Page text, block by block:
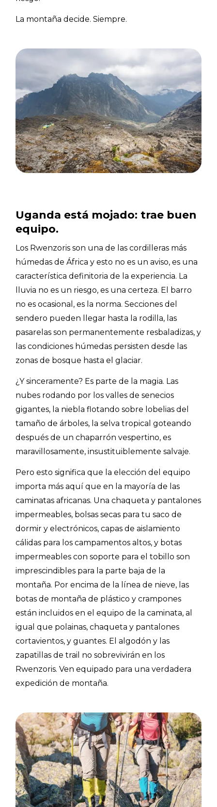
La montaña decide. Siempre.
Uganda está mojado: trae buen
equipo.
Los Rwenzoris son una de las cordilleras más
húmedas de África y esto no es un aviso, es una
característica definitoria de la experiencia. La
lluvia no es un riesgo, es una certeza. El barro
no es ocasional, es la norma. Secciones del
sendero pueden llegar hasta la rodilla, las
pasarelas son permanentemente resbaladizas, y
las condiciones húmedas persisten desde las
zonas de bosque hasta el glaciar.
¿Y sinceramente? Es parte de la magia. Las
nubes rodando por los valles de senecios
gigantes, la niebla flotando sobre lobelias del
tamaño de árboles, la selva tropical goteando
después de un chaparrón vespertino, es
maravillosamente, insustituiblemente salvaje.
Pero esto significa que la elección del equipo
importa más aquí que en la mayoría de las
caminatas africanas. Una chaqueta y pantalones
impermeables, bolsas secas para tu saco de
dormir y electrónicos, capas de aislamiento
cálidas para los campamentos altos, y botas
impermeables con soporte para el tobillo son
imprescindibles para la parte baja de la
montaña. Por encima de la línea de nieve, las
botas de montaña de plástico y crampones
están incluidos en el equipo de la caminata, al
igual que polainas, chaqueta y pantalones
cortavientos, y guantes. El algodón y las
zapatillas de trail no sobrevivirán en los
Rwenzoris. Ven equipado para una verdadera
expedición de montaña.